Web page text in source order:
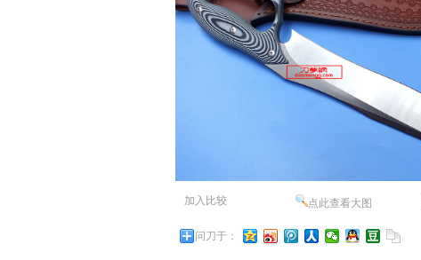
加入比较 点此查看大图
问刀于：